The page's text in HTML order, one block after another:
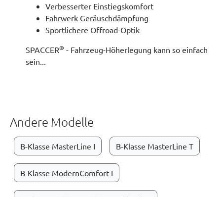
Verbesserter Einstiegskomfort
Fahrwerk Geräuschdämpfung
Sportlichere Offroad-Optik
SPACCER® - Fahrzeug-Höherlegung kann so einfach
sein...
Andere Modelle
B-Klasse MasterLine I B-Klasse MasterLine T
B-Klasse ModernComfort I